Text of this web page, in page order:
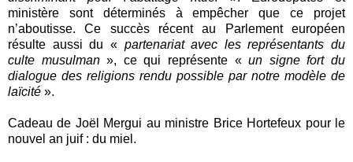
ministère sont déterminés à empêcher que ce projet
n’aboutisse. Ce succès récent au Parlement européen
résulte aussi du « partenariat avec les représentants du
culte musulman», ce qui représente «un signe fort du
dialogue des religions rendu possible par notre modèle de
laïcité ».
Cadeau de Joël Mergui au ministre Brice Hortefeux pour le
nouvel an juif : du miel.